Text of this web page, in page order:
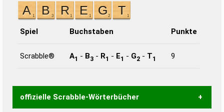
Spiel Buchstaben Punkte
Scrabble® A1 - B3 - R1 - E1 - G2 - T1 9
offizielle Scrabble-Wörterbücher